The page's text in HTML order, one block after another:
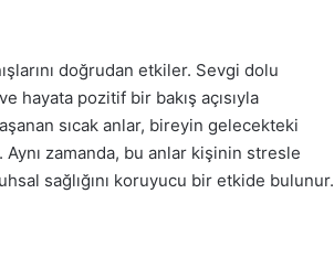
doğrudan etkiler. Sevgi dolu
hayata pozitif bir bakış açısıyla
sıcak anlar, bireyin gelecekteki
zamanda, bu anlar kişinin stresle
sağlığını koruyucu bir etkide bulunur.